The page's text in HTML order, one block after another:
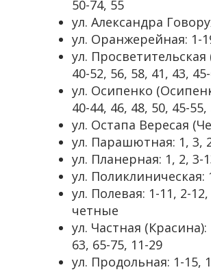
50-74, 55
ул. Александра
ул. Оранжерейная: 1-
ул. Просветительская
40-52, 56, 58, 41, 43,
ул. Осипенко
40-44, 46, 48, 50, 45-
ул. Остапа Вересая
ул. Парашютная: 1, 3,
ул. Планерная: 1, 2, 3-
ул. Поликлиническая:
ул. Полевая: 1-11, 2-
четные
ул. Частная (Красина):
63, 65-75, 11-29
ул. Продольная: 1-15,